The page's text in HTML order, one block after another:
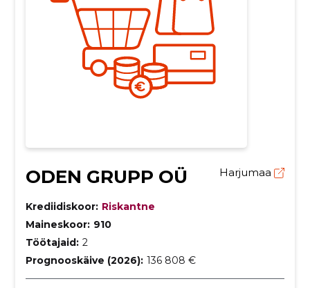
ODEN GRUPP OÜ Harjumaa
Krediidiskoor: Riskantne
Maineskoor: 910
Töötajaid: 2
Prognooskäive (2026): 136 808 €